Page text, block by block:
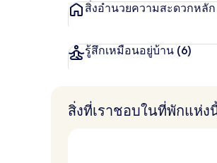
สิ่งอำนวยความสะดวกหลัก
รู้สึกเหมือนอยู่บ้าน (6)
สิ่งที่เราชอบในที่พักแห่ง